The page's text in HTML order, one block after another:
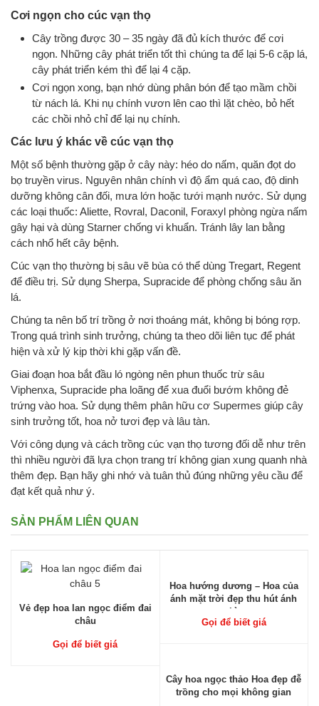
Cơi ngọn cho cúc vạn thọ
Cây trồng được 30 – 35 ngày đã đủ kích thước để cơi
ngọn. Những cây phát triển tốt thì chúng ta để lại 5-6 cặp lá,
cây phát triển kém thì để lại 4 cặp.
Cơi ngọn xong, bạn nhớ dùng phân bón để tạo mầm chồi
từ nách lá. Khi nụ chính vươn lên cao thì lặt chèo, bỏ hết
các chồi nhỏ chỉ để lại nụ chính.
Các lưu ý khác về cúc vạn thọ
Một số bệnh thường gặp ở cây này: héo do nấm, quăn đọt do
bọ truyền virus. Nguyên nhân chính vì độ ẩm quá cao, độ dinh
dưỡng không cân đối, mưa lớn hoặc tưới mạnh nước. Sử dụng
các loại thuốc: Aliette, Rovral, Daconil, Foraxyl phòng ngừa nấm
gây hại và dùng Starner chống vi khuẩn. Tránh lây lan bằng
cách nhổ hết cây bệnh.
Cúc vạn thọ thường bị sâu vẽ bùa có thể dùng Tregart, Regent
để điều trị. Sử dụng Sherpa, Supracide để phòng chống sâu ăn
lá.
Chúng ta nên bố trí trồng ở nơi thoáng mát, không bị bóng rợp.
Trong quá trình sinh trưởng, chúng ta theo dõi liên tục để phát
hiện và xử lý kịp thời khi gặp vấn đề.
Giai đoạn hoa bắt đầu ló ngòng nên phun thuốc trừ sâu
Viphenxa, Supracide pha loãng để xua đuổi bướm không đẻ
trứng vào hoa. Sử dụng thêm phân hữu cơ Supermes giúp cây
sinh trưởng tốt, hoa nở tươi đẹp và lâu tàn.
Với công dụng và cách trồng cúc vạn thọ tương đối dễ như trên
thì nhiều người đã lựa chọn trang trí không gian xung quanh nhà
thêm đẹp. Bạn hãy ghi nhớ và tuân thủ đúng những yêu cầu để
đạt kết quả như ý.
SẢN PHẨM LIÊN QUAN
Vẻ đẹp hoa lan ngọc điểm đai
châu
Gọi để biết giá
Hoa hướng dương – Hoa của
ánh mặt trời đẹp thu hút ánh
nhìn
Gọi để biết giá
Cây hoa ngọc thảo Hoa đẹp đễ
trồng cho mọi không gian